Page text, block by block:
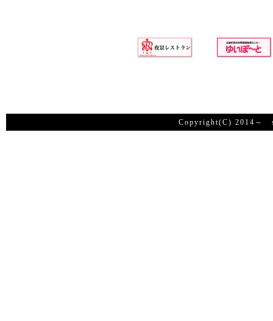
Copyright(C) 2014～